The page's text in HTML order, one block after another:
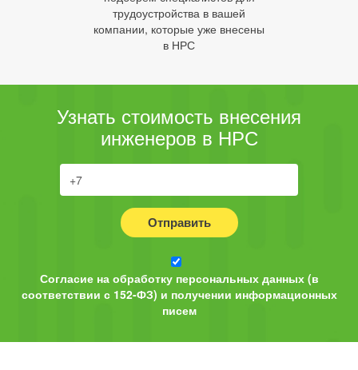
трудоустройства в вашей
компании, которые уже внесены
в НРС
Узнать стоимость внесения
инженеров в НРС
Отправить
Согласие на обработку персональных данных (в
соответствии с 152-ФЗ) и получении информационных
писем